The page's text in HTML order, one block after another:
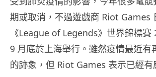
期或取消，不過遊戲商 Riot Games
《League of Legends》世界錦標賽
9 月底於上海舉行。雖然疫情最近有
的跡象，但 Riot Games 表示已經有